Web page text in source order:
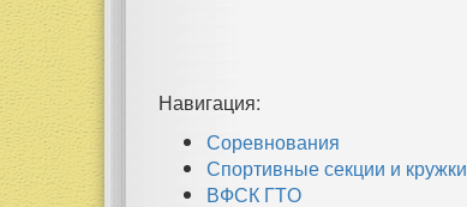
Навигация:
Соревнования
Спортивные секции и кружки
ВФСК ГТО